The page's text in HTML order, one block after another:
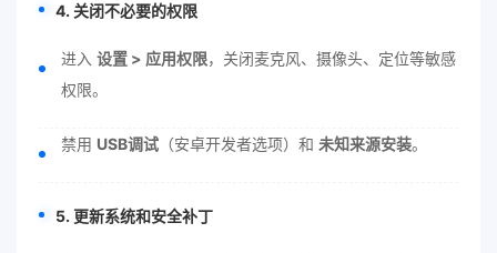
4. 关闭不必要的权限
进入 设置 > 应用权限，关闭麦克风、摄像头、定位等敏感
权限。
禁用 USB调试 （安卓开发者选项）和 未知来源安装。
5. 更新系统和安全补丁